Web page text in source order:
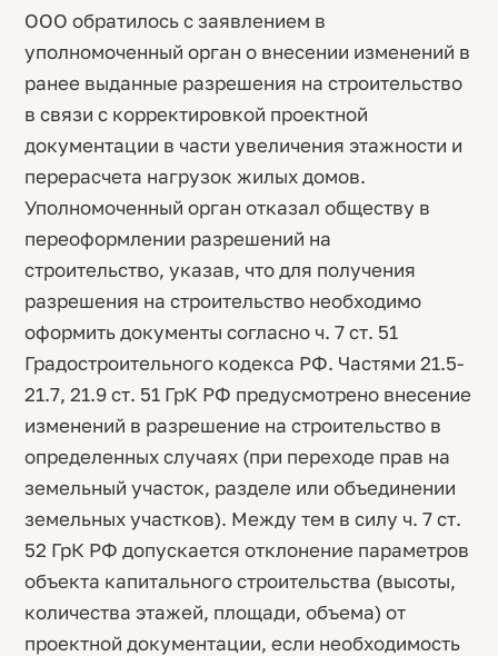
ООО обратилось с заявлением в
уполномоченный орган о внесении изменений в
ранее выданные разрешения на строительство
в связи с корректировкой проектной
документации в части увеличения этажности и
перерасчета нагрузок жилых домов.
Уполномоченный орган отказал обществу в
переоформлении разрешений на
строительство, указав, что для получения
разрешения на строительство необходимо
оформить документы согласно ч. 7 ст. 51
Градостроительного кодекса РФ. Частями 21.5-
21.7, 21.9 ст. 51 ГрК РФ предусмотрено внесение
изменений в разрешение на строительство в
определенных случаях (при переходе прав на
земельный участок, разделе или объединении
земельных участков). Между тем в силу ч. 7 ст.
52 ГрК РФ допускается отклонение параметров
объекта капитального строительства (высоты,
количества этажей, площади, объема) от
проектной документации, если необходимость